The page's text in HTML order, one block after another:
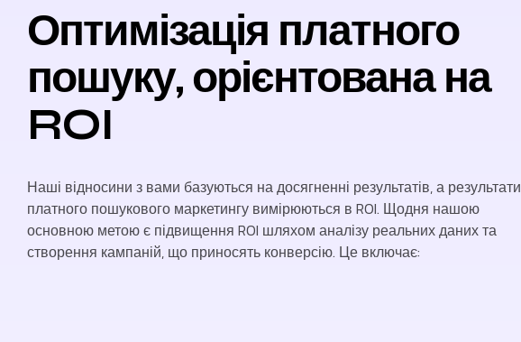
Оптимізація платного
пошуку, орієнтована на
ROI
Наші відносини з вами базуються на досягненні результатів, а результати
платного пошукового маркетингу вимірюються в ROI. Щодня нашою
основною метою є підвищення ROI шляхом аналізу реальних даних та
створення кампаній, що приносять конверсію. Це включає: